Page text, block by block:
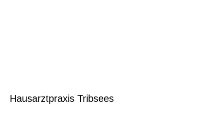
Hausarztpraxis Tribsees